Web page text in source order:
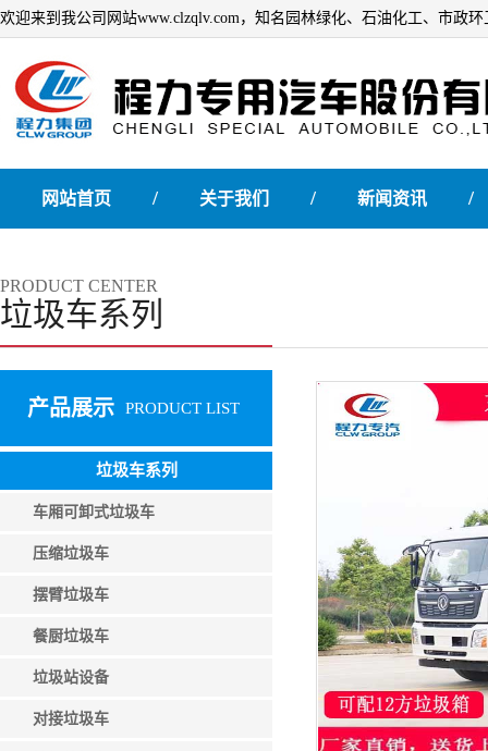
欢迎来到我公司网站www.clzqlv.com，知名园林绿化、石油化工、市政
网站首页 / 关于我们 / 新闻资讯 /
PRODUCT CENTER
垃圾车系列
产品展示 PRODUCT LIST
垃圾车系列
车厢可卸式垃圾车
压缩垃圾车
摆臂垃圾车
餐厨垃圾车
垃圾站设备
对接垃圾车